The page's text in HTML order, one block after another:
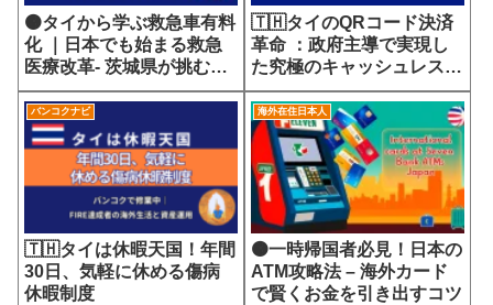
🟠タイから学ぶ救急車有料
化 ｜日本でも始まる救急
医療改革- 茨城県が挑む
7700円の選定療養費が示
す医療サービスの未来
🇹🇭タイのQRコード決済
革命 ：政府主導で実現し
た究極のキャッシュレス社
会
バンコクナビ
🇹🇭タイは休暇天国！年間
30日、気軽に休める傷病
休暇制度
海外在住日本人
🟠一時帰国者必見！日本の
ATM攻略法 – 海外カード
で賢くお金を引き出すコツ